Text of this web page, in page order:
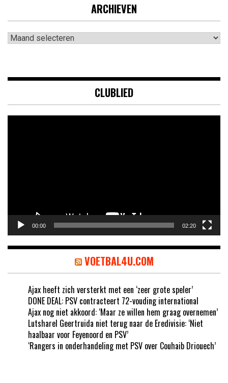
ARCHIEVEN
Archieven
CLUBLIED
00:00 02:20
VOETBAL4U.COM
Ajax heeft zich versterkt met een ‘zeer grote speler’
DONE DEAL: PSV contracteert 72-vouding international
Ajax nog niet akkoord: ‘Maar ze willen hem graag overnemen’
Lutsharel Geertruida niet terug naar de Eredivisie: ‘Niet
haalbaar voor Feyenoord en PSV’
‘Rangers in onderhandeling met PSV over Couhaib Driouech’